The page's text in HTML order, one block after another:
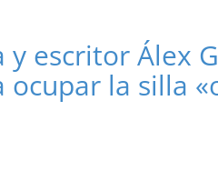
y escritor Álex
ocupar la silla